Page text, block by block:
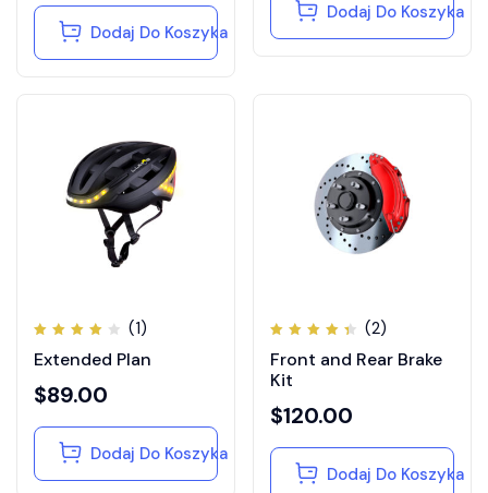
Dodaj Do Koszyka
Dodaj Do Koszyka
4.00
(1)
Extended Plan
$89.00
Dodaj Do Koszyka
4.50
(2)
Front and Rear Brake
Kit
$120.00
Dodaj Do Koszyka